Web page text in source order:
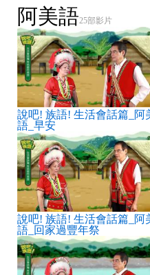
payso^ hay?
Ano narikay
阿美語25部影片
說吧! 族語! 生活會話篇_阿
語_早安
說吧! 族語! 生活會話篇_阿
語_回家過豐年祭